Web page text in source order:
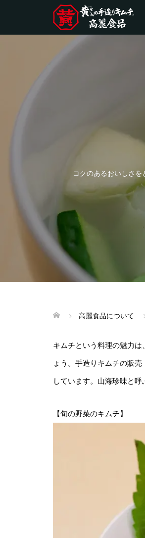
コクのあるおいしさ
高麗食品について
キムチという料理の魅力
ょう。手造りキムチの販
しています。山海珍味と
【旬の野菜のキムチ】